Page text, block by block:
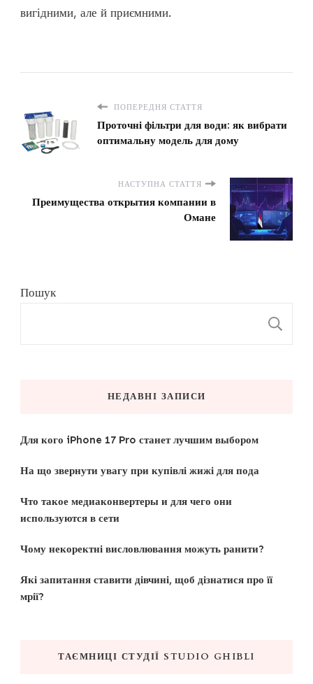
вигідними, але й приємними.
ПОПЕРЕДНЯ СТАТТЯ
Проточні фільтри для води: як вибрати
оптимальну модель для дому
НАСТУПНА СТАТТЯ
Преимущества открытия компании в
Омане
Пошук
НЕДАВНІ ЗАПИСИ
Для кого iPhone 17 Pro станет лучшим выбором
На що звернути увагу при купівлі жижі для пода
Что такое медиаконвертеры и для чего они
используются в сети
Чому некоректні висловлювання можуть ранити?
Які запитання ставити дівчині, щоб дізнатися про її
мрії?
ТАЄМНИЦІ СТУДІЇ STUDIO GHIBLI